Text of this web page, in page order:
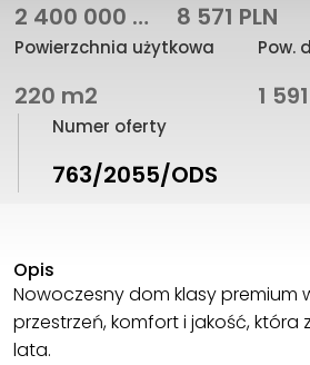
2 400 000 PLN 8 571 PLN
Powierzchnia użytkowa
220 m2
Pow.
1
Numer oferty
763/2055/ODS
Opis
Nowoczesny dom klasy premium
przestrzeń, komfort i jakość, która
lata.